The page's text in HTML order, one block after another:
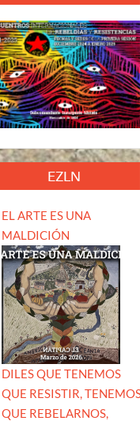
EZLN
EL ARTE ES UNA
MALDICIÓN
DILES QUE TENEMOS
QUE RESISTIR,
QUE REBELARNOS,